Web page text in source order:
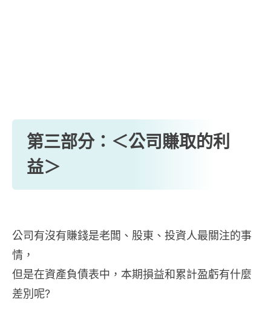
第三部分：＜公司賺取的利
益＞
公司有沒有賺錢是老闆、股東、投資人最關注的事
情，
但是在資產負債表中，本期損益和累計盈虧有什麼
差別呢?